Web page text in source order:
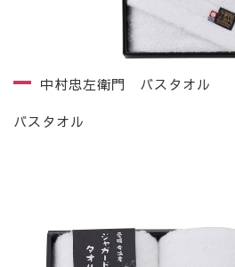
中村忠左衛門 バスタオル
バスタオル